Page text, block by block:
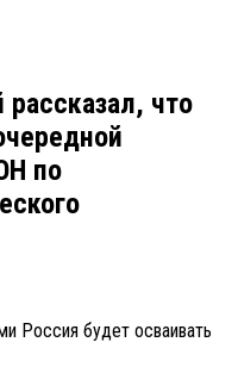
что
по
Россия будет осваивать